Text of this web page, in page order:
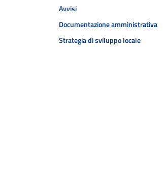
Avvisi
Documentazione amministrativa
Strategia di sviluppo locale